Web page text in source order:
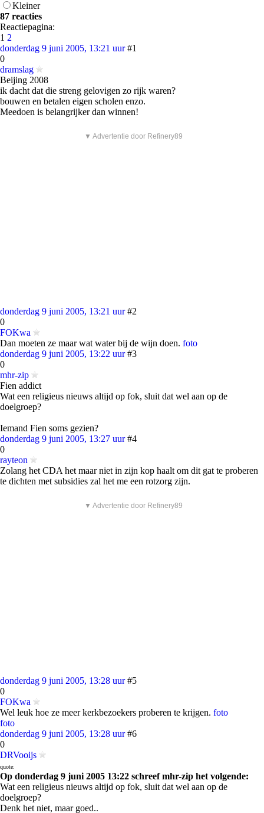
Kleiner
87 reacties
Reactiepagina:
1 2
donderdag 9 juni 2005, 13:21 uur #1
0
dramslag
Beijing 2008
ik dacht dat die streng gelovigen zo rijk waren?
bouwen en betalen eigen scholen enzo.
Meedoen is belangrijker dan winnen!
▼ Advertentie door Refinery89
donderdag 9 juni 2005, 13:21 uur #2
0
FOKwa
Dan moeten ze maar wat water bij de wijn doen. foto
donderdag 9 juni 2005, 13:22 uur #3
0
mhr-zip
Fien addict
Wat een religieus nieuws altijd op fok, sluit dat wel aan op de
doelgroep?
Iemand Fien soms gezien?
donderdag 9 juni 2005, 13:27 uur #4
0
rayteon
Zolang het CDA het maar niet in zijn kop haalt om dit gat te proberen
te dichten met subsidies zal het me een rotzorg zijn.
▼ Advertentie door Refinery89
donderdag 9 juni 2005, 13:28 uur #5
0
FOKwa
Wel leuk hoe ze meer kerkbezoekers proberen te krijgen. foto
foto
donderdag 9 juni 2005, 13:28 uur #6
0
DRVooijs
quote:
Op donderdag 9 juni 2005 13:22 schreef mhr-zip het volgende:
Wat een religieus nieuws altijd op fok, sluit dat wel aan op de
doelgroep?
Denk het niet, maar goed..